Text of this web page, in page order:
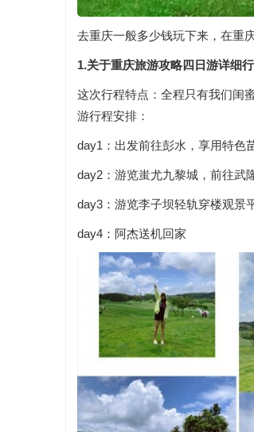
去重庆一般多少钱玩下来，在重
1.关于重庆旅游攻略四日游详细
这次行程特点：全程只有我们闺
游行程安排：
day1：出发前往彭水，享用特色
day2：游览蚩尤九黎城，前往武
day3：游览李子坝轻轨穿楼观景
day4：阿杰送机回家